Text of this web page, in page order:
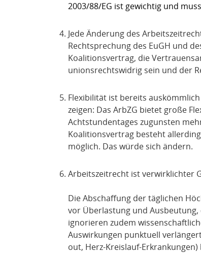
2003/88/EG ist gewichtig und
Jede Änderung des
Rechtsprechung des EuGH und
Koalitionsvertrag, die
unionsrechtswidrig sein und der
Flexibilität ist bereits
zeigen: Das ArbZG bietet große
Achtstundentages zugunsten
Koalitionsvertrag besteht
möglich. Das würde sich ändern.
Arbeitszeitrecht ist verwirklichter
Die Abschaffung der täglichen
vor Überlastung und
ignorieren zudem
Auswirkungen punktuell
out, Herz-Kreislauf-